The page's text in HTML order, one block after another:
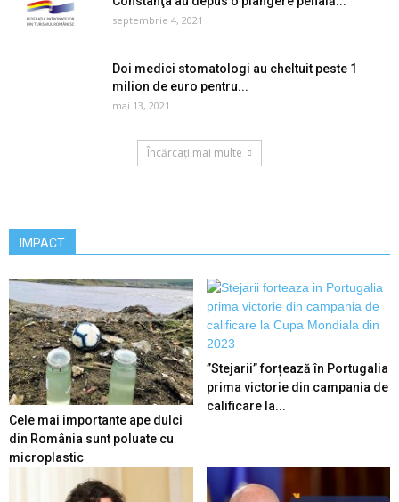
septembrie 4, 2021
Doi medici stomatologi au cheltuit peste 1
milion de euro pentru...
mai 13, 2021
Încărcați mai multe
IMPACT
Cele mai importante ape dulci
din România sunt poluate cu
microplastic
”Stejarii” forțează în Portugalia
prima victorie din campania de
calificare la...